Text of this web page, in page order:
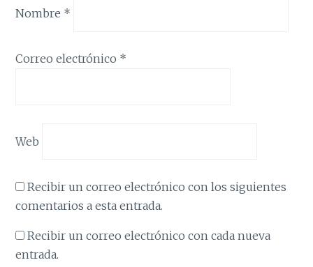
Nombre *
Correo electrónico *
Web
Recibir un correo electrónico con los siguientes
comentarios a esta entrada.
Recibir un correo electrónico con cada nueva
entrada.